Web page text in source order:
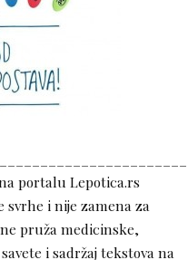
portalu Lepotica.rs
i nije zamena za
pruža medicinske,
i sadržaj tekstova na